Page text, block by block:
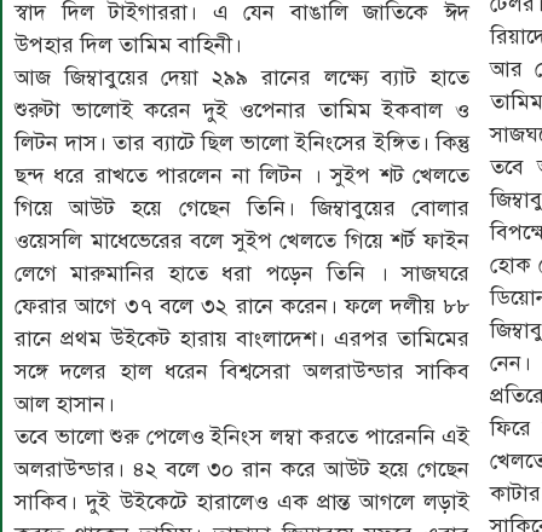
স্বাদ দিল টাইগাররা। এ যেন বাঙালি জাতিকে ঈদ
উপহার দিল তামিম বাহিনী।
আজ জিম্বাবুয়ের দেয়া ২৯৯ রানের লক্ষ্যে ব্যাট হাতে
শুরুটা ভালোই করেন দুই ওপেনার তামিম ইকবাল ও
লিটন দাস। তার ব্যাটে ছিল ভালো ইনিংসের ইঙ্গিত। কিন্তু
ছন্দ ধরে রাখতে পারলেন না লিটন । সুইপ শট খেলতে
গিয়ে আউট হয়ে গেছেন তিনি। জিম্বাবুয়ের বোলার
ওয়েসলি মাধেভেরের বলে সুইপ খেলতে গিয়ে শর্ট ফাইন
লেগে মারুমানির হাতে ধরা পড়েন তিনি । সাজঘরে
ফেরার আগে ৩৭ বলে ৩২ রানে করেন। ফলে দলীয় ৮৮
রানে প্রথম উইকেট হারায় বাংলাদেশ। এরপর তামিমের
সঙ্গে দলের হাল ধরেন বিশ্বসেরা অলরাউন্ডার সাকিব
আল হাসান।
তবে ভালো শুরু পেলেও ইনিংস লম্বা করতে পারেননি এই
অলরাউন্ডার। ৪২ বলে ৩০ রান করে আউট হয়ে গেছেন
সাকিব। দুই উইকেটে হারালেও এক প্রান্ত আগলে লড়াই
আর
তবে
হোক